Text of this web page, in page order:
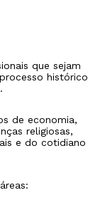
que sejam
histórico
de economia,
religiosas,
e do cotidiano